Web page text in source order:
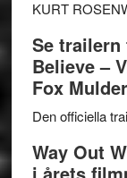
KURT
Se trailern
Believe –
Fox
Den officiella
Way Out